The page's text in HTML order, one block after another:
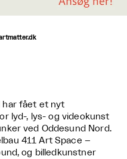
har fået et nyt
lyd-, lys- og videokunst
ved Oddesund Nord.
411 Art Space –
og billedkunstner